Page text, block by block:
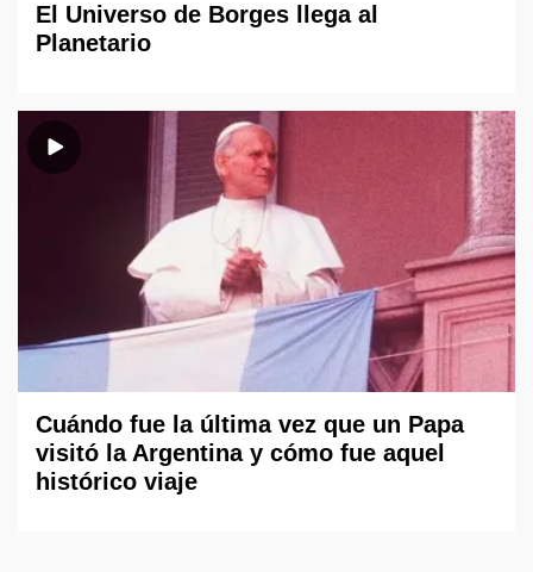
El Universo de Borges llega al
Planetario
Cuándo fue la última vez que un Papa
visitó la Argentina y cómo fue aquel
histórico viaje